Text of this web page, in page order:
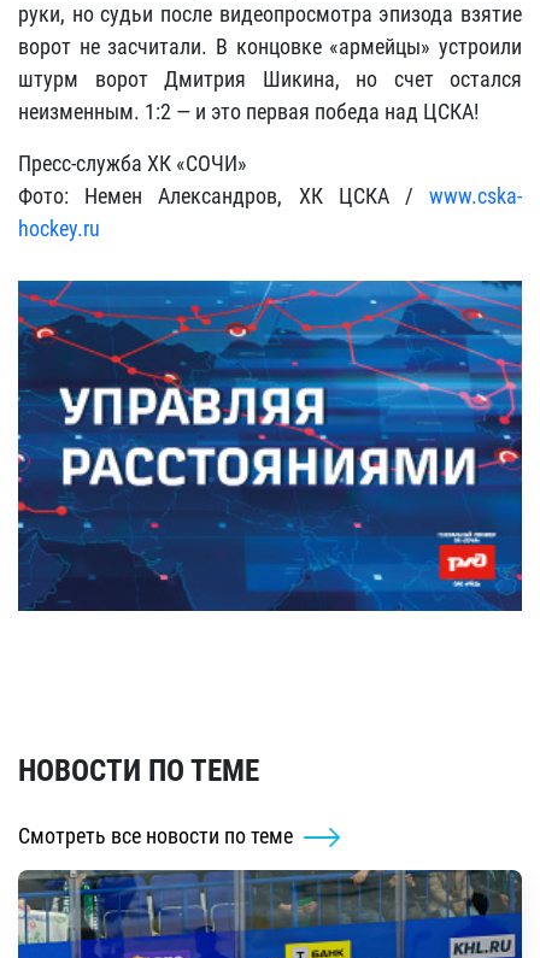
руки, но судьи после видеопросмотра эпизода взятие
ворот не засчитали. В концовке «армейцы» устроили
штурм ворот Дмитрия Шикина, но счет остался
неизменным. 1:2 — и это первая победа над ЦСКА!
Пресс-служба ХК «СОЧИ»
Фото: Немен Александров, ХК ЦСКА / www.cska-
hockey.ru
НОВОСТИ ПО ТЕМЕ
Смотреть все новости по теме